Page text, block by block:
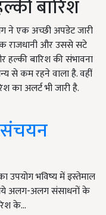
बारिश
ने एक अच्छी अपडेट जारी
राजधानी और उससे सटे
बारिश की संभावना
से कम रहने वाला है. वहीं
का अलर्ट भी जारी है.
भविष्य में इस्तेमाल
अलग-अलग संसाधनों के
के…